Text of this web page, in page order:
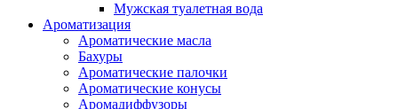
Мужская туалетная вода
Ароматизация
Ароматические масла
Бахуры
Ароматические палочки
Ароматические конусы
Аромадиффузоры